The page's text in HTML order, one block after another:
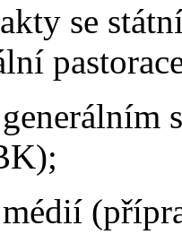
se
médií